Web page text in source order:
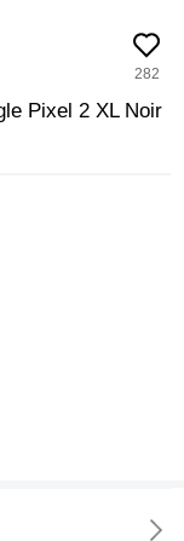
282
Pixel 2 XL Noir